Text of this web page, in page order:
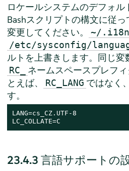
ロケールシステムのデフォル
Bashスクリプトの構文に従っ
変更してください。
~/.i18n
/etc/sysconfig/
ルトを上書きします。同じ変
RC_
ネームスペースプレフ
とえば、
RC_LANG ではなく、
す。
LANG=cs_CZ.UTF-8
LC_COLLATE=C
23.4.3 言語サポートの